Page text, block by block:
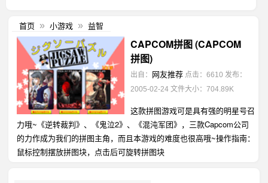
首页 » 小游戏 » 益智
CAPCOM拼图 (CAPCOM
拼图)
出自： 网友推荐 点击：6610 发布：
2005-02-24 文件大小：704.89K
这款拼图游戏可是具有强的明星号召
力哦~《逆转裁判》、《鬼泣2》、《混沌军团》，三款Capcom公司
的力作成为我们的拼图主角，而且本游戏的难度也很高哦~操作指南：
鼠标控制摆放拼图块，点击后可旋转拼图块